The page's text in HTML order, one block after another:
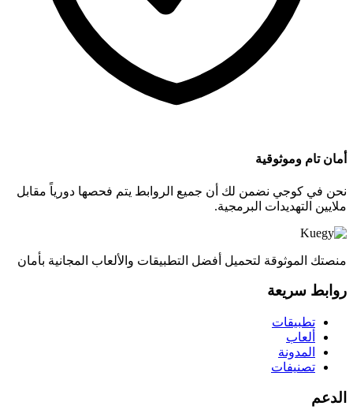
أمان تام وموثوقية
نحن في كوجي نضمن لك أن جميع الروابط يتم فحصها دورياً مقابل
ملايين التهديدات البرمجية.
منصتك الموثوقة لتحميل أفضل التطبيقات والألعاب المجانية بأمان
روابط سريعة
تطبيقات
ألعاب
المدونة
تصنيفات
الدعم